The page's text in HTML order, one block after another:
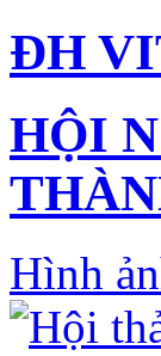
ĐH
HỘI
Hình